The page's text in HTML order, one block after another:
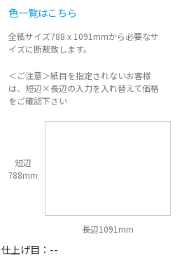
色一覧はこちら
全紙サイズ788 x 1091mmから必要なサ
イズに断裁致します。
＜ご注意＞紙目を指定されないお客様
は、短辺×長辺の入力を入れ替えて価格
をご確認下さい
短辺
788mm
長辺1091mm
仕上げ目： --